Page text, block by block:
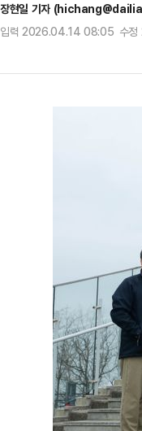
장현일 기자
입력 2026.04.14 08:05 수